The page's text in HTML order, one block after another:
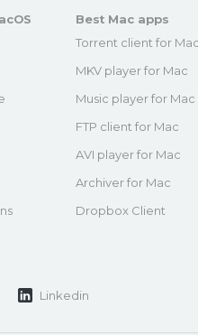
Best Mac apps
Torrent client for Mac
MKV player for Mac
Music player for Mac
FTP client for Mac
AVI player for Mac
Archiver for Mac
Dropbox Client
Linkedin